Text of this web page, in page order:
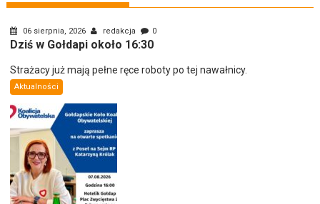
06 sierpnia, 2026 redakcja 0
Dziś w Gołdapi około 16:30
Strażacy już mają pełne ręce roboty po tej nawałnicy.
Aktualności